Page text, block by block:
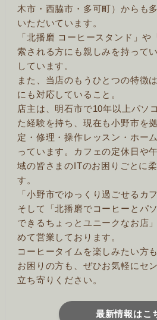
木市・西脇市・多可町）からも
いただいています。
「北播磨 コーヒースタンド」
索される方にも親しみを持って
しています。
また、当店のもうひとつの特徴
にも対応していること。
店主は、明石市で10年以上パソ
た経験を持ち、現在も小野市を
定・修理・操作レッスン・ホー
っています。カフェの定休日や
域の皆さまのITのお困りごとに
す。
「小野市でゆっくり過ごせるカ
そして「北播磨でコーヒーとパ
できるちょっとユニークなお店
めて営業しております。
コーヒータイムを楽しみたい方
お困りの方も、ぜひお気軽にセ
立ち寄りください。
最新情報はこ